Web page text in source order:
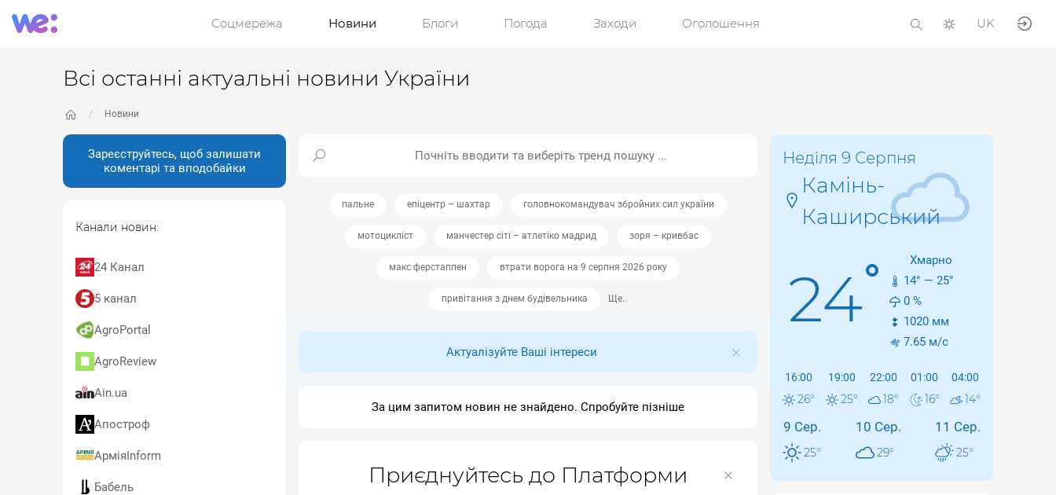
Соцмережа Новини Блоги Погода Заходи Оголошення UK
Всі останні актуальні новини України
Новини
Зареєструйтесь, щоб залишати
коментарі та вподобайки
Канали новин:
24 Канал
5 канал
AgroPortal
AgroReview
Ain.ua
Апостроф
АрміяInform
Бабель
пальне епіцентр – шахтар головнокомандувач збройних сил україни
мотоцикліст манчестер сіті – атлетіко мадрид зоря – кривбас
макс ферстаппен втрати ворога на 9 серпня 2026 року
привітання з днем будівельника Ще..
Актуалізуйте Ваші інтереси
За цим запитом новин не знайдено. Спробуйте пізніше
Приєднуйтесь до Платформи
Неділя 9 Серпня
Камінь-
Каширський
24°
Хмарно
14° — 25°
0 %
1020 мм
7.65 м/с
16:00
26°
19:00
25°
22:00
18°
01:00
16°
04:00
14°
9 Сер.
25°
10 Сер.
29°
11 Сер.
25°